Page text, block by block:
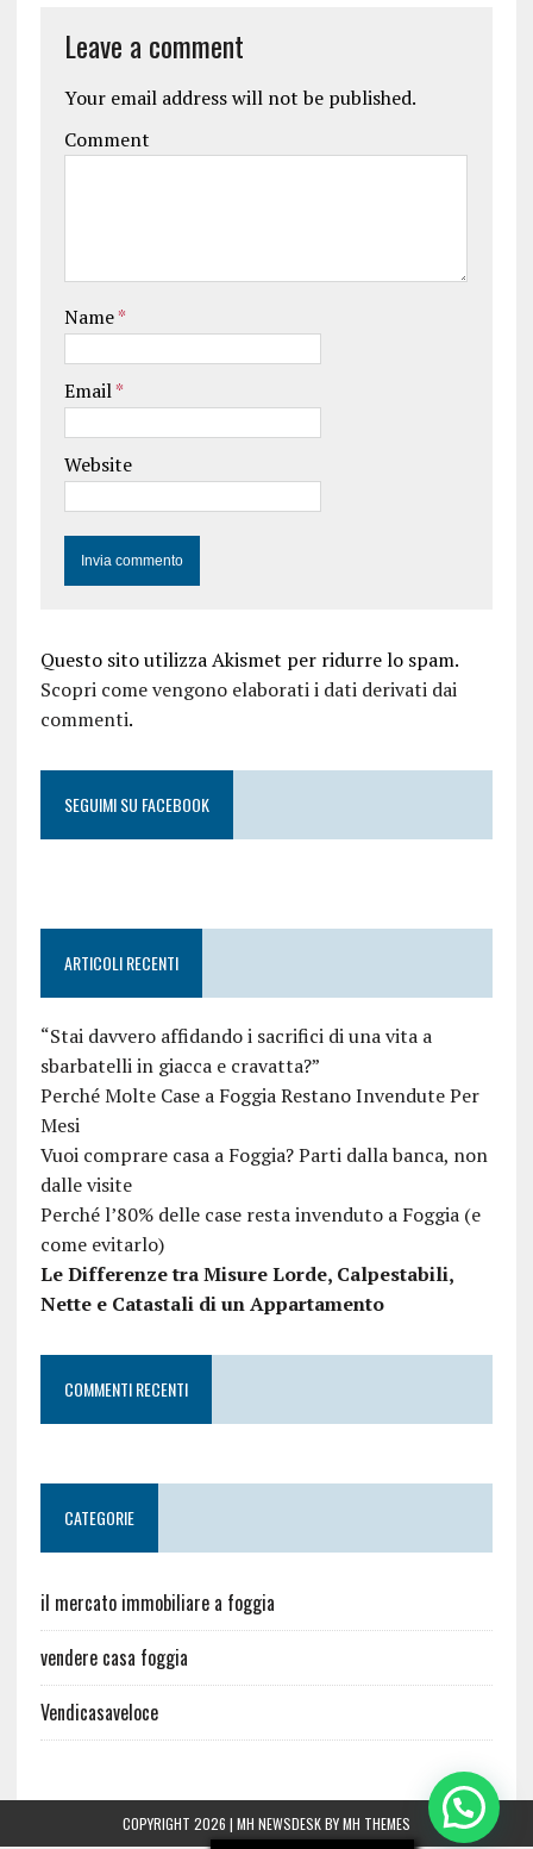
Leave a comment
Your email address will not be published.
Comment
Name*
Email*
Website
Questo sito utilizza Akismet per ridurre lo spam.
Scopri come vengono elaborati i dati derivati dai
commenti.
SEGUIMI SU FACEBOOK
ARTICOLI RECENTI
“Stai davvero affidando i sacrifici di una vita a
sbarbatelli in giacca e cravatta?”
Perché Molte Case a Foggia Restano Invendute Per
Mesi
Vuoi comprare casa a Foggia? Parti dalla banca, non
dalle visite
Perché l’80% delle case resta invenduto a Foggia (e
come evitarlo)
Le Differenze tra Misure Lorde, Calpestabili,
Nette e Catastali di un Appartamento
COMMENTI RECENTI
CATEGORIE
il mercato immobiliare a foggia
vendere casa foggia
Vendicasaveloce
COPYRIGHT 2026 | MH NEWSDESK BYMH THEMES